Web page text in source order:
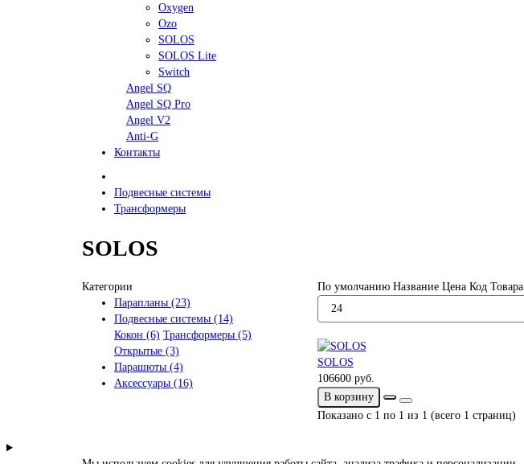
Oxygen
Ozo
SOLOS
SOLOS Lite
Switch
Angel SQ
Angel SQ Pro
Angel V2
Anti-G
Контакты
Подвесные системы
Трансформеры
SOLOS
Категории
Парапланы (23)
Подвесные системы (14)
Кокон (6) Трансформеры (5)
Открытые (3)
Парашюты (4)
Аксессуары (16)
По умолчанию Название Цена Код Товара
SOLOS
106600 руб.
В корзину
Показано с 1 по 1 из 1 (всего 1 страниц)